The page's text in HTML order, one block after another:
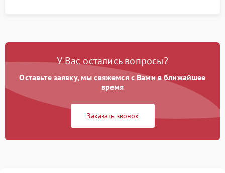
У Вас остались вопросы?
Оставьте заявку, мы свяжемся с Вами в ближайшее
время
Заказать звонок